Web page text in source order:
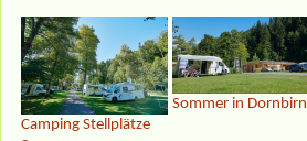
Camping Stellplätze
Sommer in Dornbirn